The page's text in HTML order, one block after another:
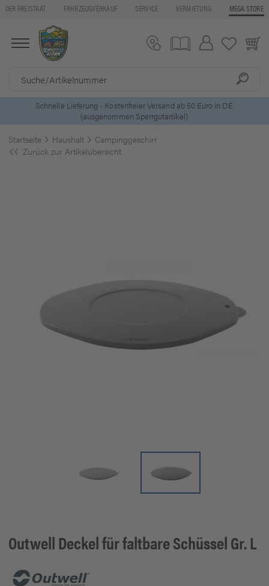
DER FREISTAAT FAHRZEUGVERKAUF SERVICE VERMIETUNG MEGA STORE
Schnelle Lieferung - Kostenfreier Versand ab 50 Euro in DE
(ausgenommen Sperrgutartikel)
Startseite Haushalt
Campinggeschirr
Zurück zur Artikelübersicht
Outwell Deckel für faltbare Schüssel Gr. L